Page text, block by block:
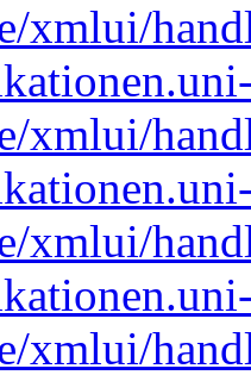
xmlui/
xmlui/
xmlui/
xmlui/